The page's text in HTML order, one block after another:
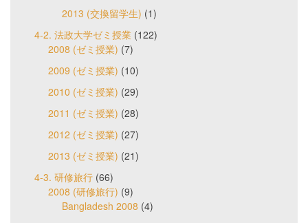
2013 (交換留学生) (1)
4-2. 法政大学ゼミ授業 (122)
2008 (ゼミ授業) (7)
2009 (ゼミ授業) (10)
2010 (ゼミ授業) (29)
2011 (ゼミ授業) (28)
2012 (ゼミ授業) (27)
2013 (ゼミ授業) (21)
4-3. 研修旅行 (66)
2008 (研修旅行) (9)
Bangladesh 2008 (4)